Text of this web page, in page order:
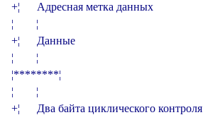
+­­­­­­­­¦      Адресная метка данных
¦        ¦
+­­­­­­­­¦      Данные
¦        ¦
¦********¦
¦        ¦
+­­­­­­­­¦      Два байта циклического контроля